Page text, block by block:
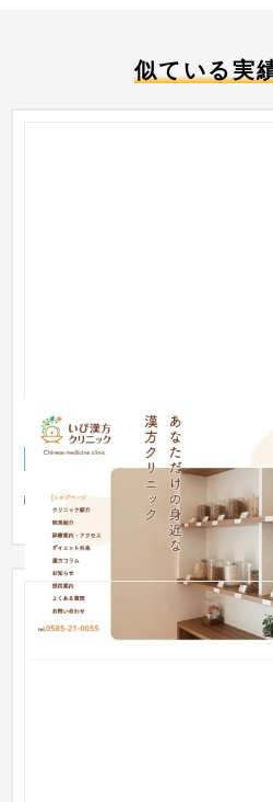
似ている実
いび漢方クリニック
企業サイト クリニック
岐阜県揖斐川町にある漢方専門のク